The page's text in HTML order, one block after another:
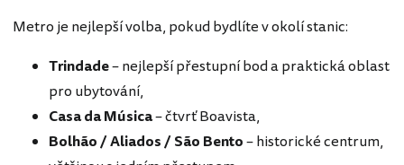
Metro je nejlepší volba, pokud bydlíte v okolí stanic:
Trindade– nejlepší přestupní bod a praktická oblast
pro ubytování,
Casa da Música– čtvrť Boavista,
Bolhão / Aliados / São Bento– historické centrum,